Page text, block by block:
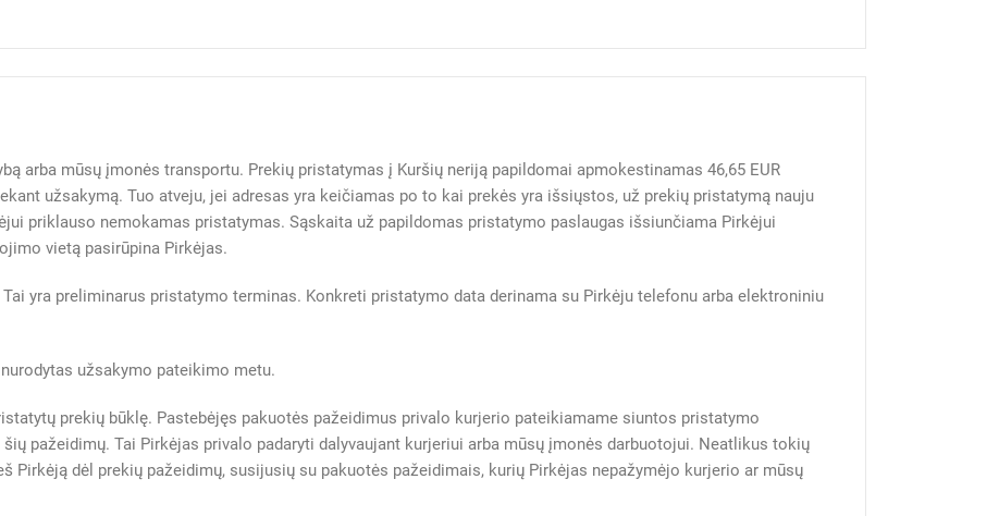
arba mūsų įmonės transportu. Prekių pristatymas į Kuršių neriją papildomai apmokestinamas 46,65 EUR
užsakymą. Tuo atveju, jei adresas yra keičiamas po to kai prekės yra išsiųstos, už prekių pristatymą nauju
priklauso nemokamas pristatymas. Sąskaita už papildomas pristatymo paslaugas išsiunčiama Pirkėjui
vietą pasirūpina Pirkėjas.
yra preliminarus pristatymo terminas. Konkreti pristatymo data derinama su Pirkėju telefonu arba elektroniniu
užsakymo pateikimo metu.
prekių būklę. Pastebėjęs pakuotės pažeidimus privalo kurjerio pateikiamame siuntos pristatymo
pažeidimų. Tai Pirkėjas privalo padaryti dalyvaujant kurjeriui arba mūsų įmonės darbuotojui. Neatlikus tokių
Pirkėją dėl prekių pažeidimų, susijusių su pakuotės pažeidimais, kurių Pirkėjas nepažymėjo kurjerio ar mūsų